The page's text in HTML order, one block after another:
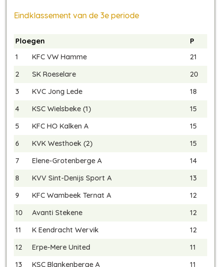
Eindklassement van de 3e periode
Ploegen
P
1
KFC VW Hamme
21
2
SK Roeselare
20
3
KVC Jong Lede
18
4
KSC Wielsbeke (1)
15
5
KFC HO Kalken A
15
6
KVK Westhoek (2)
15
7
Elene-Grotenberge A
14
8
KVV Sint-Denijs Sport A
13
9
KFC Wambeek Ternat A
12
10
Avanti Stekene
12
11
K Eendracht Wervik
12
12
Erpe-Mere United
11
13
KSC Blankenberge A 11